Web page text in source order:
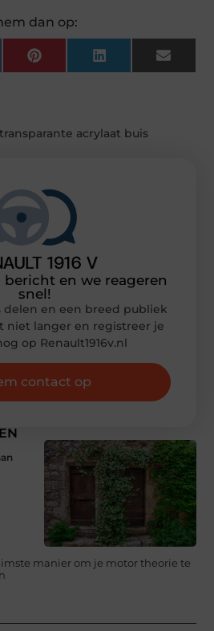
dan op:
PinterestLinkedInEmail
transparante acrylaat buis
manier om je motor theorie te
bericht en we reageren
snel!
delen en een breed publiek
niet langer en registreer je
op Renault1916v.nl
contact op